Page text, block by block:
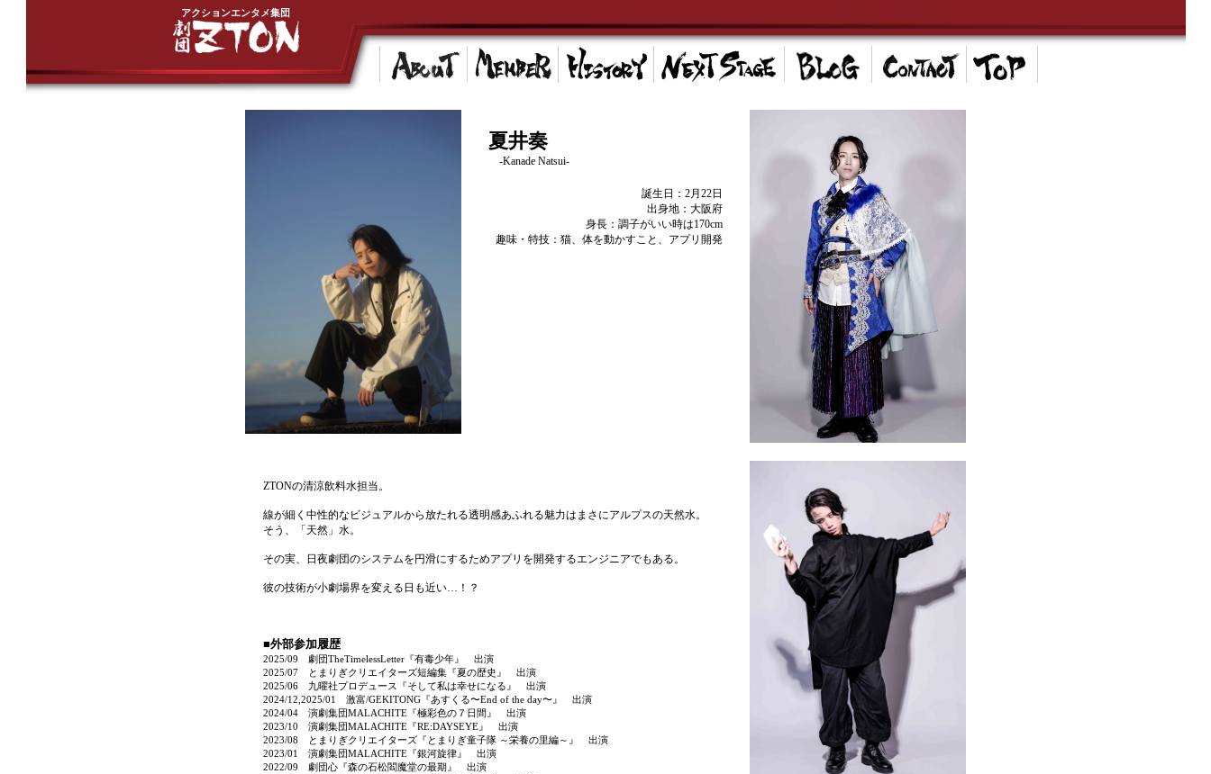
アクションエンタメ集団
夏井奏
-Kanade Natsui-
誕生日：2月22日
出身地：大阪府
身長：調子がいい時は170cm
趣味・特技：猫、体を動かすこと、アプリ開発
ZTONの清涼飲料水担当。
線が細く中性的なビジュアルから放たれる透明感あふれる魅力はまさにアルプスの天然水。
そう、「天然」水。
その実、日夜劇団のシステムを円滑にするためアプリを開発するエンジニアでもある。
彼の技術が小劇場界を変える日も近い…！？
■外部参加履歴
2025/09 劇団TheTimelessLetter『有毒少年』 出演
2025/07 とまりぎクリエイターズ短編集『夏の歴史』 出演
2025/06 九曜社プロデュース『そして私は幸せになる』 出演
2024/12,2025/01 激富/GEKITONG『あすくる〜End of the day〜』 出演
2024/04 演劇集団MALACHITE『極彩色の７日間』 出演
2023/10 演劇集団MALACHITE『RE:DAYSEYE』 出演
2023/08 とまりぎクリエイターズ『とまりぎ童子隊 ～栄養の里編～』 出演
2023/01 演劇集団MALACHITE『銀河旋律』 出演
2022/09 劇団心『森の石松閻魔堂の最期』 出演